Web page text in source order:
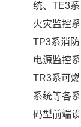
统、TE3
火灾监控
TP3系消
电源监控
TR3系可
系统等各
码型前端